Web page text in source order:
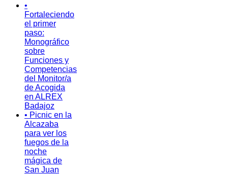
•
Fortaleciendo
el primer
paso:
Monográfico
sobre
Funciones y
Competencias
del Monitor/a
de Acogida
en ALREX
Badajoz
• Picnic en la
Alcazaba
para ver los
fuegos de la
noche
mágica de
San Juan